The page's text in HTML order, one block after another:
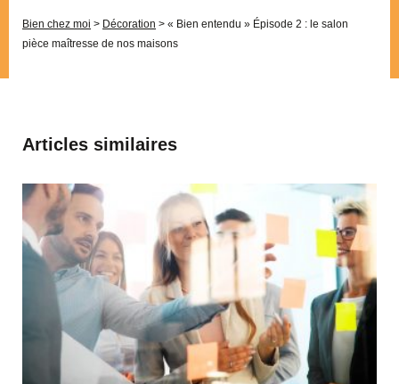
Bien chez moi > Décoration > « Bien entendu » Épisode 2 : le salon
pièce maîtresse de nos maisons
Articles similaires